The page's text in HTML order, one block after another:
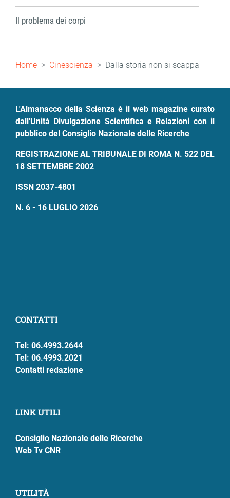
Il problema dei corpi
Briciole
Home Cinescienza Dalla storia non si scappa
L'Almanacco della Scienza è il web magazine curato
dall'Unità Divulgazione Scientifica e Relazioni con il
pubblico del Consiglio Nazionale delle Ricerche
REGISTRAZIONE AL TRIBUNALE DI ROMA N. 522 DEL
18 SETTEMBRE 2002
ISSN 2037-4801
N. 6 - 16 LUGLIO 2026
CONTATTI
Tel: 06.4993.2644
Tel: 06.4993.2021
Contatti redazione
LINK UTILI
Consiglio Nazionale delle Ricerche
Web Tv CNR
UTILITÀ